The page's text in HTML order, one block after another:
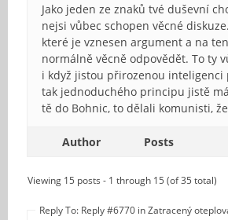
Jako jeden ze znaků tvé duševní
nejsi vůbec schopen věcné
které je vznesen argument a na
normálně věcně odpovědět. To ty
i když jistou přirozenou inteligenci
tak jednoduchého principu jistě
tě do Bohnic, to dělali komunisti,
Author Posts
Viewing 15 posts - 1 through 15 (of 35 total)
Reply To: Reply #6770 in Zatracený